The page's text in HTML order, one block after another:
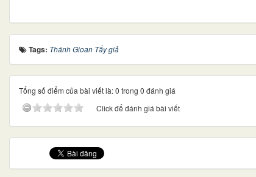
Tags: Thánh Gioan Tẩy giả
Tổng số điểm của bài viết là: 0 trong 0 đánh giá
Click để đánh giá bài viết